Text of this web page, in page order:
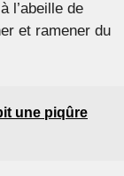
l’abeille de
et ramener du
une piqûre